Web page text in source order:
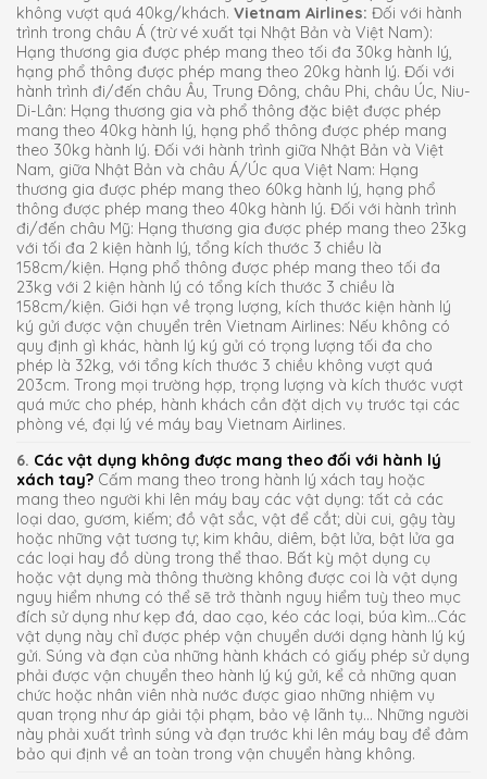
không vượt quá 40kg/khách. Vietnam Airlines: Đối với hành
trình trong châu Á (trừ vé xuất tại Nhật Bản và Việt Nam):
Hạng thương gia được phép mang theo tối đa 30kg hành lý,
hạng phổ thông được phép mang theo 20kg hành lý. Đối với
hành trình đi/đến châu Âu, Trung Đông, châu Phi, châu Úc, Niu-
Di-Lân: Hạng thương gia và phổ thông đặc biệt được phép
mang theo 40kg hành lý, hạng phổ thông được phép mang
theo 30kg hành lý. Đối với hành trình giữa Nhật Bản và Việt
Nam, giữa Nhật Bản và châu Á/Úc qua Việt Nam: Hạng
thương gia được phép mang theo 60kg hành lý, hạng phổ
thông được phép mang theo 40kg hành lý. Đối với hành trình
đi/đến châu Mỹ: Hạng thương gia được phép mang theo 23kg
với tối đa 2 kiện hành lý, tổng kích thước 3 chiều là
158cm/kiện. Hạng phổ thông được phép mang theo tối đa
23kg với 2 kiện hành lý có tổng kích thước 3 chiều là
158cm/kiện. Giới hạn về trọng lượng, kích thước kiện hành lý
ký gửi được vận chuyển trên Vietnam Airlines: Nếu không có
quy định gì khác, hành lý ký gửi có trọng lượng tối đa cho
phép là 32kg, với tổng kích thước 3 chiều không vượt quá
203cm. Trong mọi trường hợp, trọng lượng và kích thước vượt
quá mức cho phép, hành khách cần đặt dịch vụ trước tại các
phòng vé, đại lý vé máy bay Vietnam Airlines.
6. Các vật dụng không được mang theo đối với hành lý
xách tay? Cấm mang theo trong hành lý xách tay hoặc
mang theo người khi lên máy bay các vật dụng: tất cả các
loại dao, gươm, kiếm; đồ vật sắc, vật để cắt; dùi cui, gậy tày
hoặc những vật tương tự; kim khâu, diêm, bật lửa, bật lửa ga
các loại hay đồ dùng trong thể thao. Bất kỳ một dụng cụ
hoặc vật dụng mà thông thường không được coi là vật dụng
nguy hiểm nhưng có thể sẽ trở thành nguy hiểm tuỳ theo mục
đích sử dụng như kẹp đá, dao cạo, kéo các loại, búa kìm…Các
vật dụng này chỉ được phép vận chuyển dưới dạng hành lý ký
gửi. Súng và đạn của những hành khách có giấy phép sử dụng
phải được vận chuyển theo hành lý ký gửi, kể cả những quan
chức hoặc nhân viên nhà nước được giao những nhiệm vụ
quan trọng như áp giải tội phạm, bảo vệ lãnh tụ… Những người
này phải xuất trình súng và đạn trước khi lên máy bay để đảm
bảo qui định về an toàn trong vận chuyển hàng không.